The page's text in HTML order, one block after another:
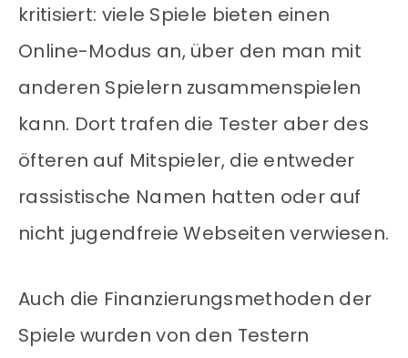
kritisiert: viele Spiele bieten einen
Online-Modus an, über den man mit
anderen Spielern zusammenspielen
kann. Dort trafen die Tester aber des
öfteren auf Mitspieler, die entweder
rassistische Namen hatten oder auf
nicht jugendfreie Webseiten verwiesen.
Auch die Finanzierungsmethoden der
Spiele wurden von den Testern